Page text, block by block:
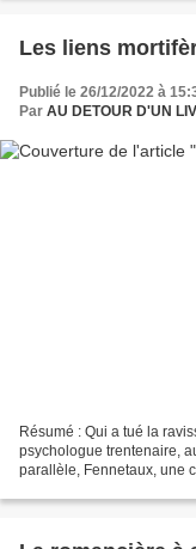
Les liens
Publié le 26/12/2022 à
Par AU DETOUR D'UN
Résumé : Qui a tué la
psychologue trentenaire,
parallèle, Fennetaux, une